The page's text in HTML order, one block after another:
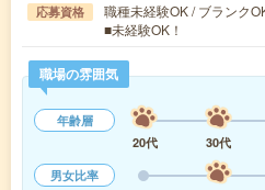
応募資格
職種未経験OK / ブランク
■未経験OK！
職場の雰囲気
年齢層
20代
30代
男女比率